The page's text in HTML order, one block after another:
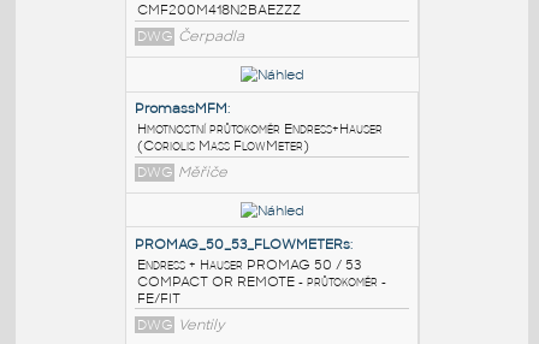
Debitmetre Yokogawa DY150 6 pouces
Průtokoměr Yokogawa DY150 serie
DWG Ventily
Emerson flowmeter:
Průtokoměr model#
CMF200M418N2BAEZZZ
DWG Čerpadla